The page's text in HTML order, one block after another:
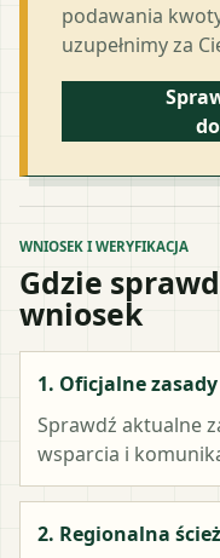
podawania
uzupełnimy za
WNIOSEK I WERYFIKACJA
Gdzie
wniosek
1. Oficjalne
Sprawdź aktualne
wsparcia i
2. Regionalna